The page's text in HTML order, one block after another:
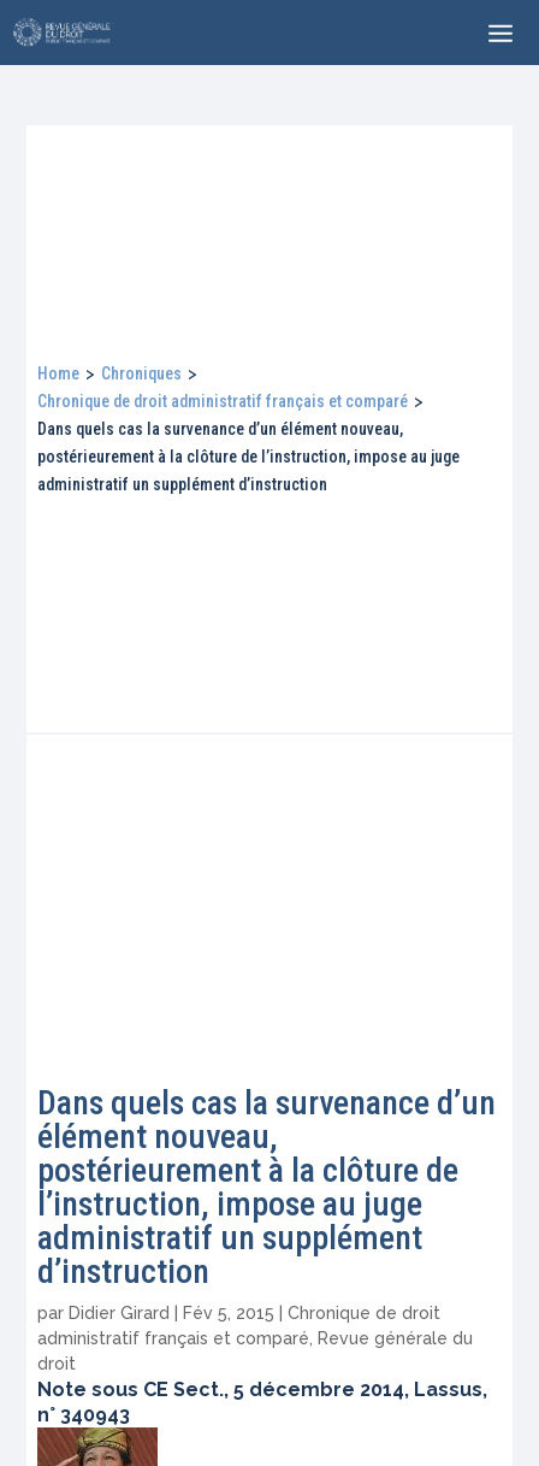
Home > Chroniques >
Chronique de droit administratif français et comparé >
Dans quels cas la survenance d’un élément nouveau,
postérieurement à la clôture de l’instruction, impose au juge
administratif un supplément d’instruction
Dans quels cas la survenance d’un
élément nouveau,
postérieurement à la clôture de
l’instruction, impose au juge
administratif un supplément
d’instruction
par Didier Girard Fév 5, 2015 |Chronique de droit
administratif français et comparé
Revue générale du
droit
Note sous CE Sect., 5 décembre 2014, Lassus,
n° 340943